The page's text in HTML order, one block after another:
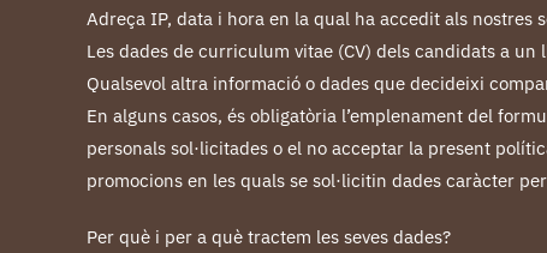
Adreça IP, data i hora en la qual ha accedit als nostres
Les dades de curriculum vitae (CV) dels candidats a un
Qualsevol altra informació o dades que decideixi
En alguns casos, és obligatòria l’emplenament del
personals sol·licitades o el no acceptar la present
promocions en les quals se sol·licitin dades caràcter
Per què i per a què tractem les seves dades?